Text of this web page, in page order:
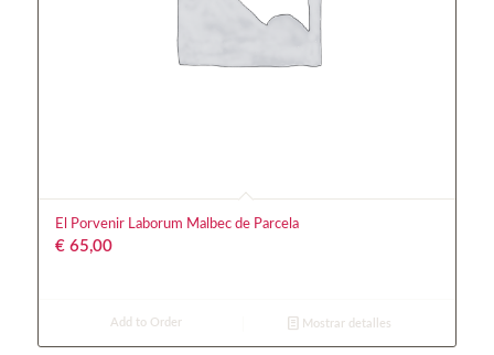
El Porvenir Laborum Malbec de Parcela
€65,00
Add to Order Mostrar detalles